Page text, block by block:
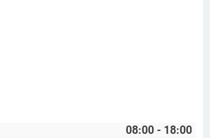
08:00 - 18:00